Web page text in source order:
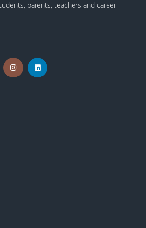
parents, teachers and career